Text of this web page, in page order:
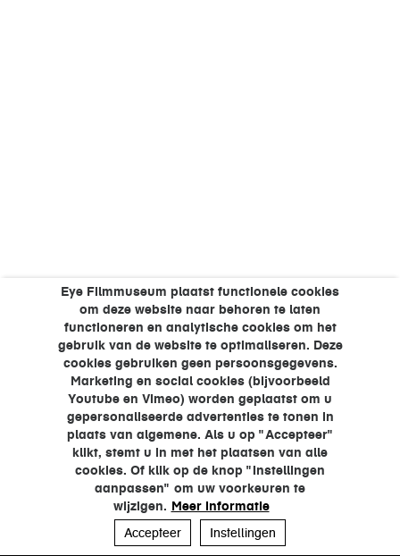
Eye Filmmuseum plaatst functionele cookies
om deze website naar behoren te laten
functioneren en analytische cookies om het
gebruik van de website te optimaliseren. Deze
cookies gebruiken geen persoonsgegevens.
Marketing en social cookies (bijvoorbeeld
Youtube en Vimeo) worden geplaatst om u
gepersonaliseerde advertenties te tonen in
plaats van algemene. Als u op "Accepteer"
klikt, stemt u in met het plaatsen van alle
cookies. Of klik op de knop "Instellingen
aanpassen" om uw voorkeuren te
wijzigen. Meer informatie
Accepteer
Instellingen